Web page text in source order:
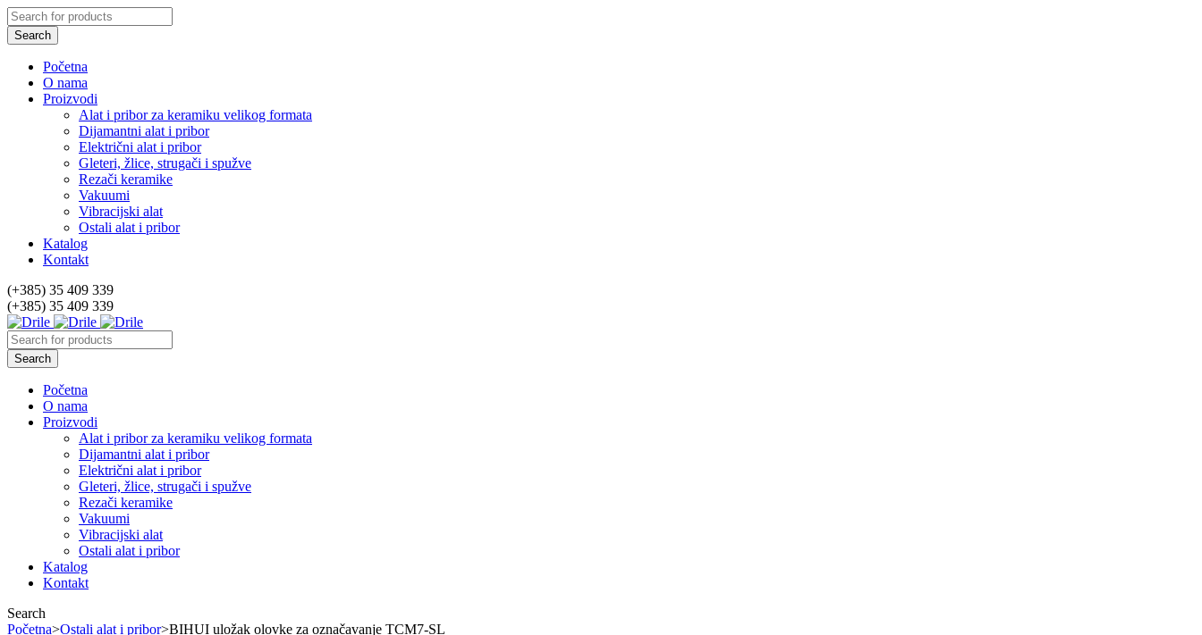
Početna
O nama
Proizvodi
Alat i pribor za keramiku velikog formata
Dijamantni alat i pribor
Električni alat i pribor
Gleteri, žlice, strugači i spužve
Rezači keramike
Vakuumi
Vibracijski alat
Ostali alat i pribor
Katalog
Kontakt
(+385) 35 409 339
(+385) 35 409 339
Početna
O nama
Proizvodi
Alat i pribor za keramiku velikog formata
Dijamantni alat i pribor
Električni alat i pribor
Gleteri, žlice, strugači i spužve
Rezači keramike
Vakuumi
Vibracijski alat
Ostali alat i pribor
Katalog
Kontakt
Search
Početna>Ostali alat i pribor>BIHUI uložak olovke za označavanje TCM7-SL